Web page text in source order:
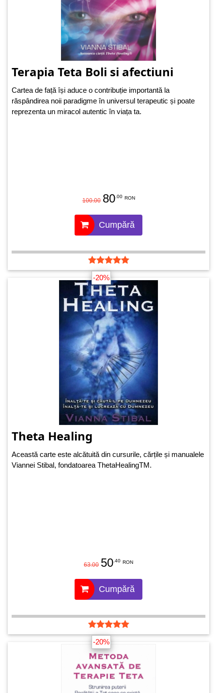
Terapia Teta Boli si afectiuni
Cartea de față își aduce o contribuție importantă la
răspândirea noii paradigme în universul terapeutic și poate
reprezenta un miracol autentic în viața ta.
100.00 80.00 RON
Cumpără
-20%
Theta Healing
Această carte este alcătuită din cursurile, cărțile și manualele
Viannei Stibal, fondatoarea ThetaHealingTM.
63.00 50 .40 RON
Cumpără
-20%